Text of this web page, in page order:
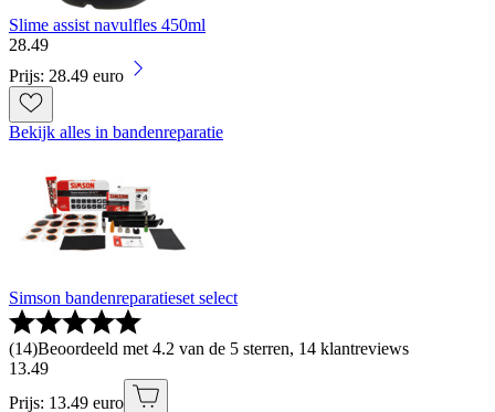
Slime assist navulfles 450ml
28.49
Prijs: 28.49 euro
Bekijk alles in bandenreparatie
Simson bandenreparatieset select
(14)Beoordeeld met 4.2 van de 5 sterren, 14 klantreviews
13.49
Prijs: 13.49 euro